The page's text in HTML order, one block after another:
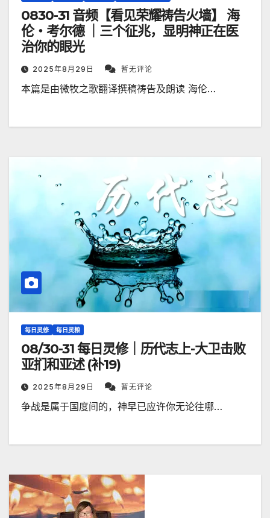
0830-31 音频【看见荣耀祷告火墙】 海
伦・考尔德 ｜三个征兆，显明神正在医
治你的眼光
2025年8月29日 暂无评论
本篇是由微牧之歌翻译撰稿祷告及朗读 海伦…
每日灵修 每日灵粮
08/30-31 每日灵修｜历代志上-大卫击败
亚扪和亚述 (补19)
2025年8月29日 暂无评论
争战是属于国度间的，神早已应许你无论往哪…